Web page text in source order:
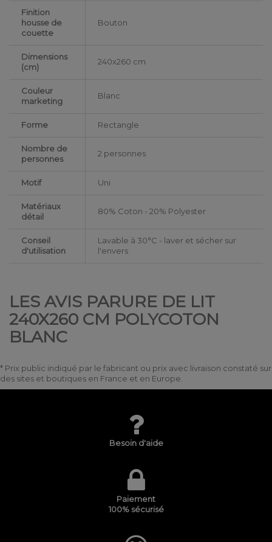
Finition
housse de
couette
Bouton
Dimensions
(cm)
240x260 cm
Couleur
marketing
Blanc
Forme Rectangle
Nombre de
personnes
2 personnes
Motif Uni
Matériaux
détail
80% Coton - 20% Polyester
Conseil
d'utilisation
Lavable à 30°C - laver et sécher sur
l'envers
LES AVIS PARURE DE LIT
240X260 CM POLYCOTON
BLANC
* Prix public indiqué par le fabricant ou prix avec livraison constaté sur
des sites et boutiques en France et en Europe.
Besoin d'aide
Paiement
100% sécurisé